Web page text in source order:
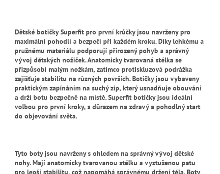
Dětské botičky Superfit pro první krůčky jsou navrženy pro
maximální pohodlí a bezpečí při každém kroku. Díky lehkému a
pružnému materiálu podporují přirozený pohyb a správný
vývoj dětských nožiček. Anatomicky tvarovaná stélka se
přizpůsobí malým nožkám, zatímco protiskluzová podrážka
zajišťuje stabilitu na různých površích. Botičky jsou vybaveny
praktickým zapínáním na suchý zip, který usnadňuje obouvání
a drží botu bezpečně na místě. Superfit botičky jsou ideální
volbou pro první kroky, s důrazem na zdravý a pohodlný start
do objevování světa.
Tyto boty jsou navrženy s ohledem na správný vývoj dětské
nohy. Mají anatomicky tvarovanou stélku a vyztuženou patu